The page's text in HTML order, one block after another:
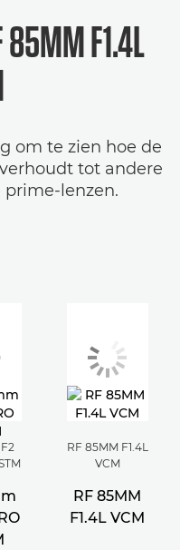
85MM F1.4L
om te zien hoe de
verhoudt tot andere
prime-lenzen.
RF 85MM F1.4L
VCM
RF 85MM
F1.4L VCM